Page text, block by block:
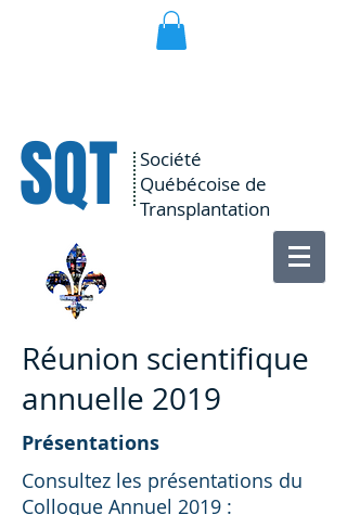
SQT
Société
Québécoise de
Transplantation
Réunion scientifique
annuelle 2019
Présentations
Consultez les présentations du
Colloque Annuel 2019 :